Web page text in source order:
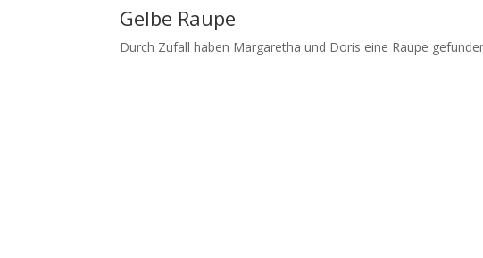
Gelbe Raupe
Durch Zufall haben Margaretha und Doris eine Raupe